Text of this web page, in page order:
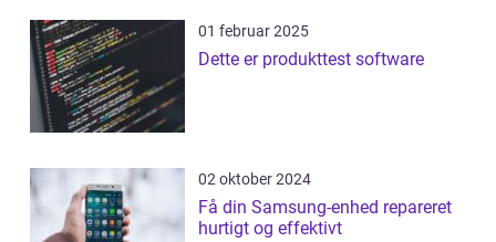
01 februar 2025
Dette er produkttest software
02 oktober 2024
Få din Samsung-enhed repareret
hurtigt og effektivt